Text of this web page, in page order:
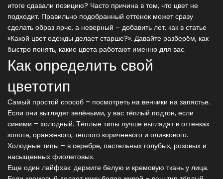
итоге сдавали позицию? Часто причина в том, что цвет не
подходит. Правильно подобранный оттенок может сразу
сделать образ ярче, а неверный – добавить лет, как в статье
«Какой цвет одежды делает старше?». Давайте разберём, как
быстро понять, какие цвета работают именно для вас.
Как определить свой
цветотип
Самый простой способ – посмотреть на венчики на запястье.
Если они выглядят зелёными, у вас тёплый подтон, если
синими – холодный. Тёплые типы лучше выглядят в оттенках
золота, оранжевого, теплого коричневого и оливкового.
Холодные типы – в серебре, пастельных голубых, розовых и
насыщенных фиолетовых.
Еще один лайфхак: держите белую и кремовую ткань у лица.